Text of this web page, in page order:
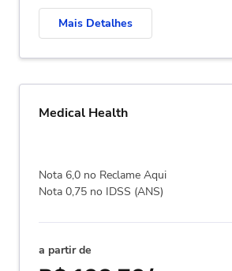
Mais Detalhes
Medical Health
Nota 6,0 no Reclame Aqui
Nota 0,75 no IDSS (ANS)
a partir de